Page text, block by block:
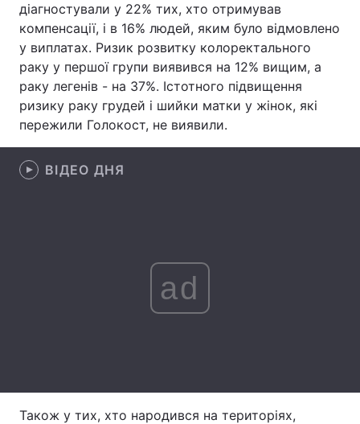
Екологія Регіони
Лонгріди
Відео з Youtube Статті
Інтерв'ю Думки
Архів
діагностували у 22% тих, хто отримував
компенсації, і в 16% людей, яким було відмовлено
у виплатах. Ризик розвитку колоректального
раку у першої групи виявився на 12% вищим, а
раку легенів - на 37%. Істотного підвищення
ризику раку грудей і шийки матки у жінок, які
пережили Голокост, не виявили.
ВІДЕО ДНЯ
ad
Також у тих, хто народився на територіях,